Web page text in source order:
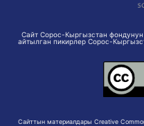
Сайт Сорос-Кыргызстан
айтылган пикирлер Сорос-
Сайттын материалдары Creative